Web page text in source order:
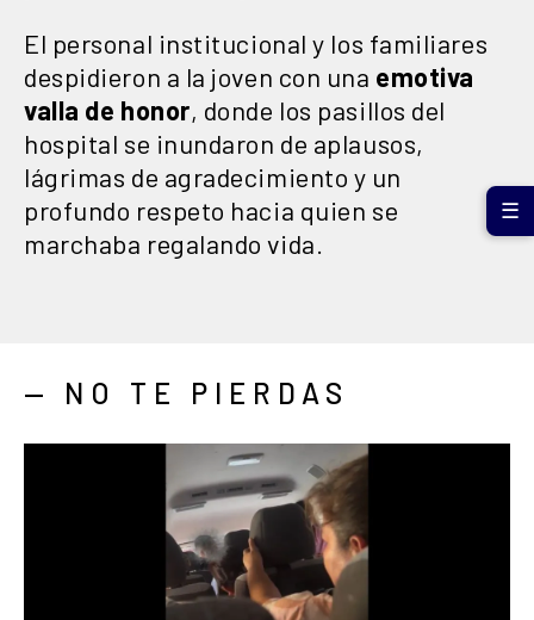
El personal institucional y los familiares
despidieron a la joven con una emotiva
valla de honor, donde los pasillos del
hospital se inundaron de aplausos,
lágrimas de agradecimiento y un
profundo respeto hacia quien se
marchaba regalando vida.
— NO TE PIERDAS
☰